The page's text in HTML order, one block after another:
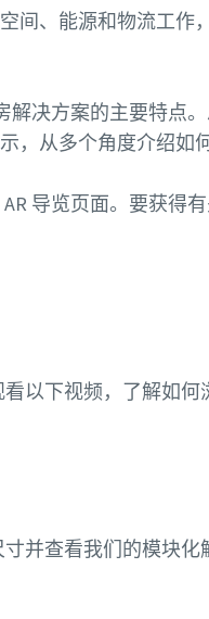
间、能源和物流工作
决方案的主要特点
，从多个角度介绍如
导览页面。要获得
以下视频，了解如何
并查看我们的模块化